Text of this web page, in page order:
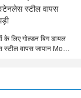
लिए गोल्डन बिग डायल
स्टील वापस जापान Movt